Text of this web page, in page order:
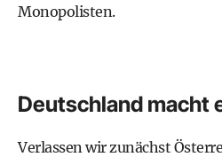
Monopolisten.
Deutschland macht
Verlassen wir zunächst